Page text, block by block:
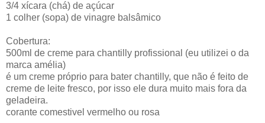
3/4 xícara (chá) de açúcar
1 colher (sopa) de vinagre balsâmico
Cobertura:
500ml de creme para chantilly profissional (eu utilizei o da
marca amélia)
é um creme próprio para bater chantilly, que não é feito de
creme de leite fresco, por isso ele dura muito mais fora da
geladeira.
corante comestivel vermelho ou rosa